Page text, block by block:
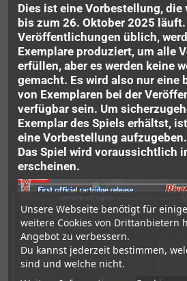
Unsere Webseite benötigt für
weitere Cookies von Drittanbietern
Angebot zu verbessern.
Du kannst jederzeit bestimmen,
sind und welche nicht.
Dies ist eine Vorbestellung, die
bis zum 26. Oktober 2025
Veröffentlichungen üblich,
Exemplare produziert, um alle
erfüllen, aber es werden keine
gemacht. Es wird also nur eine
von Exemplaren bei der
verfügbar sein. Um
Exemplar des Spiels erhältst,
eine Vorbestellung aufzugeben.
Das Spiel wird voraussichtlich
erscheinen.